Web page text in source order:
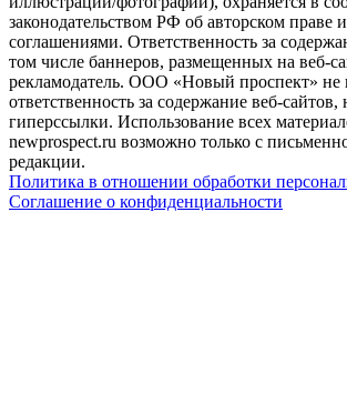
законодательством РФ об авторском
соглашениями. Ответственность за
том числе баннеров, размещенных на веб-
рекламодатель. ООО «Новый проспект» не
ответственность за содержание веб-
гиперссылки. Использование всех
newprospect.ru возможно только с
редакции.
Политика в отношении обработки
Соглашение о конфиденциальности